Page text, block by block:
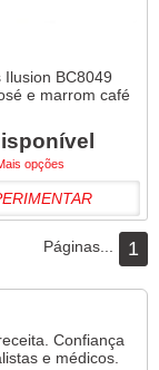
Ilusion BC8049
e marrom café
opções
Páginas... 1
Confiança
e médicos.